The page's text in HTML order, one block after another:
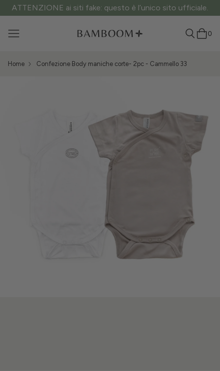
ATTENZIONE ai siti fake: questo è l’unico sito ufficiale.
0
Home Confezione Body maniche corte- 2pc - Cammello 33